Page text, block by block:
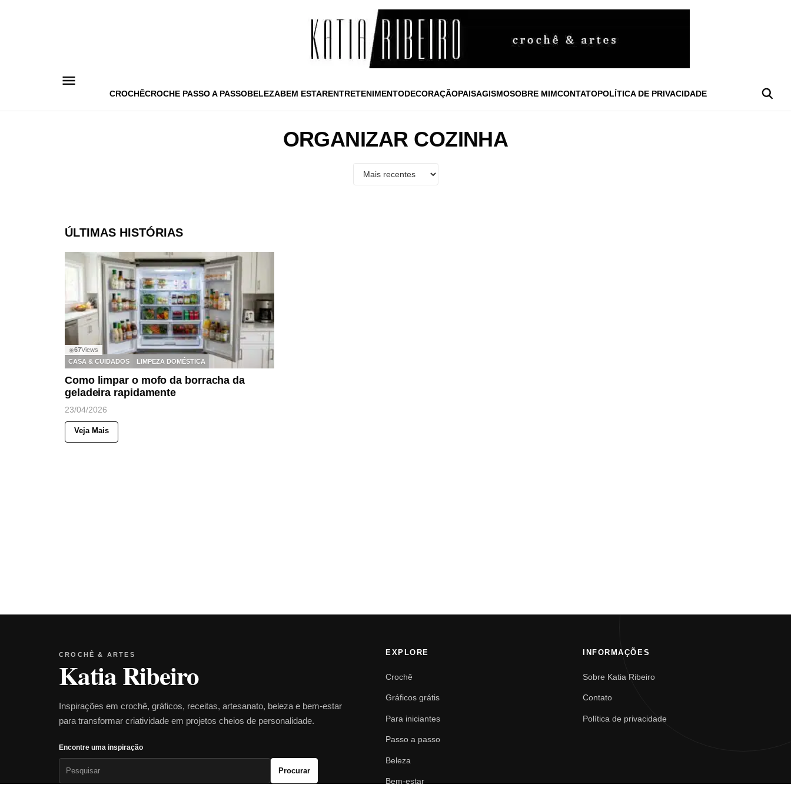
CROCHÊCROCHE PASSO A PASSOBELEZABEM ESTARENTRETENIMENTODECORAÇÃOPAISAGISMOSOBRE MIMCONTATOPOLÍTICA DE PRIVACIDADE
ORGANIZAR COZINHA
ÚLTIMAS HISTÓRIAS
◉67Views
CASA & CUIDADOS
LIMPEZA DOMÉSTICA
Como limpar o mofo da borracha da
geladeira rapidamente
23/04/2026
Veja Mais
CROCHÊ & ARTES
Katia Ribeiro
Inspirações em crochê, gráficos, receitas, artesanato, beleza e bem-estar
para transformar criatividade em projetos cheios de personalidade.
Encontre uma inspiração
Procurar
EXPLORE
Crochê
Gráficos grátis
Para iniciantes
Passo a passo
Beleza
Bem-estar
INFORMAÇÕES
Sobre Katia Ribeiro
Contato
Política de privacidade